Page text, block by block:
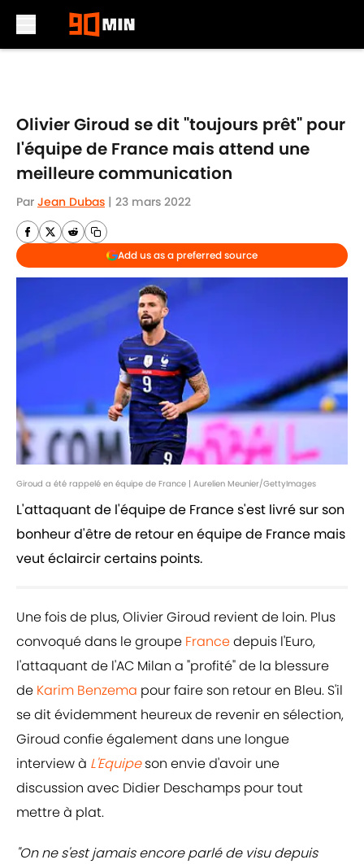
Olivier Giroud se dit "toujours prêt" pour
l'équipe de France mais attend une
meilleure communication
Par Jean Dubas | 23 mars 2022
Add us as a preferred source
Giroud a été rappelé en équipe de France | Aurelien Meunier/GettyImages
L'attaquant de l'équipe de France s'est livré sur son
bonheur d'être de retour en équipe de France mais
veut éclaircir certains points.
Une fois de plus, Olivier Giroud revient de loin. Plus
convoqué dans le groupe Francedepuis l'Euro,
l'attaquant de l'AC Milan a "profité" de la blessure
de Karim Benzema pour faire son retour en Bleu. S'il
se dit évidemment heureux de revenir en sélection,
Giroud confie également dans une longue
interview à L'Equipeson envie d'avoir une
discussion avec Didier Deschamps pour tout
mettre à plat.
"On ne s'est jamais encore parlé de visu depuis